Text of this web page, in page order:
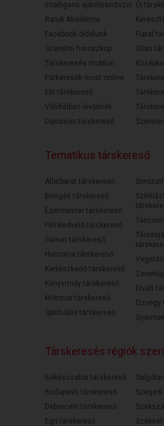
Intelligens ajánlórendszer
Randi Akadémia
Facebook oldalunk
Szerelmi horoszkóp
Társkeresés mobilon
Párkeresők most online
Elit társkereső
Válófélben lévőknek
Diplomás társkereső
Új
Fiatal
30as
Tematikus társkereső
Állatbarát társkereső
Bringás társkereső
Ezermester társkereső
Filmkedvelő társkereső
Gamer társkereső
Humoros társkereső
Kertészkedő társkereső
Könyvmoly társkereső
Motoros társkereső
Spirituális társkereső
Elvált
Özvegy
Társkeresés régiók
Békéscsabai társkereső
Budapesti társkereső
Debreceni társkereső
Egri társkereső